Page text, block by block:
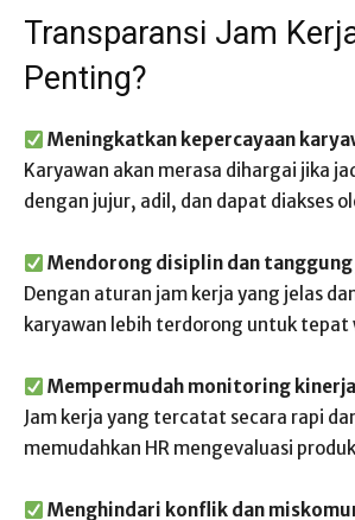
Transparansi Jam
Penting?
Meningkatkan kepercayaan
Karyawan akan merasa dihargai jika
dengan jujur, adil, dan dapat diakses
Mendorong disiplin dan tanggung
Dengan aturan jam kerja yang jelas
karyawan lebih terdorong untuk tepat
Mempermudah monitoring kinerja
Jam kerja yang tercatat secara rapi
memudahkan HR mengevaluasi
Menghindari konflik dan